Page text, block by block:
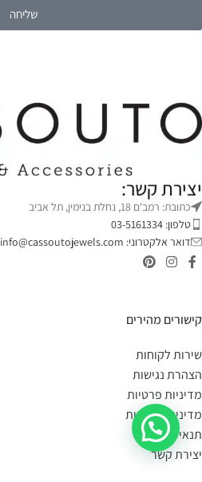
שליחה
יצירת קשר:
כתובת: רמב'ם 18, נחלת בנימין, תל אביב
טלפון: 03-5161334
דואר אלקטרוני: info@cassoutojewels.com
קישורים מהירים
שירות לקוחות
הצהרת נגישות
מדיניות פרטיות
מדיניות החזרות
תנאי שימוש
יצירת קשר